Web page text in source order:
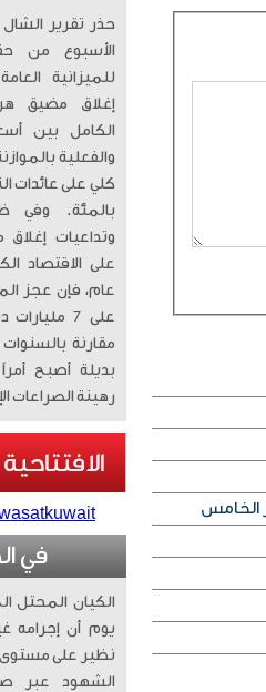
حذر تقرير الشال
الأسبوع من
للميزانية
إغلاق مضيق
الكامل بين
والفعلية
بالمئة. وفي
وتداعيات
على الاقتصاد
عام، فإن عجز
على 7
مقارنة
بديلة أصبح
رهينة الصراعات
في
الكيان المحتل
يوم أن إجرامه
نظير على مستوى
الشهود عبر